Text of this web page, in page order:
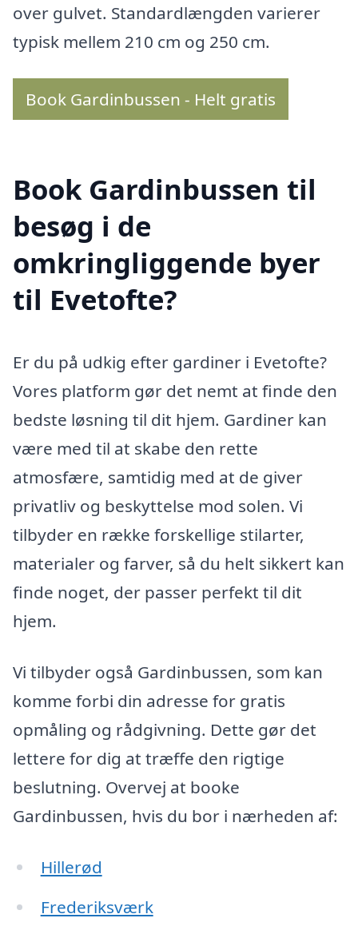
over gulvet. Standardlængden varierer
typisk mellem 210 cm og 250 cm.
Book Gardinbussen - Helt gratis
Book Gardinbussen til
besøg i de
omkringliggende byer
til Evetofte?
Er du på udkig efter gardiner i Evetofte?
Vores platform gør det nemt at finde den
bedste løsning til dit hjem. Gardiner kan
være med til at skabe den rette
atmosfære, samtidig med at de giver
privatliv og beskyttelse mod solen. Vi
tilbyder en række forskellige stilarter,
materialer og farver, så du helt sikkert kan
finde noget, der passer perfekt til dit
hjem.
Vi tilbyder også Gardinbussen, som kan
komme forbi din adresse for gratis
opmåling og rådgivning. Dette gør det
lettere for dig at træffe den rigtige
beslutning. Overvej at booke
Gardinbussen, hvis du bor i nærheden af:
Hillerød
Frederiksværk